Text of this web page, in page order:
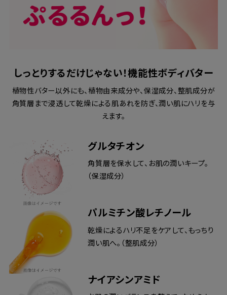
しっとりするだけじゃない！機能性ボディバター
植物性バター以外にも、植物由来成分や、保湿成分、整肌成分が
角質層まで浸透して乾燥による肌あれを防ぎ、潤い肌にハリを与
えます。
グルタチオン
角質層を保水して、お肌の潤いキープ。
（保湿成分）
パルミチン酸レチノール
乾燥によるハリ不足をケアして、もっちり
潤い肌へ。（整肌成分）
ナイアシンアミド